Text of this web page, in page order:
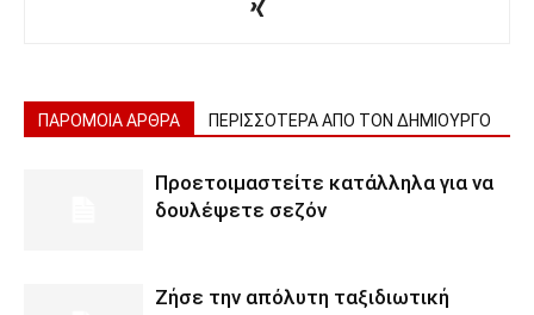
ΠΑΡΟΜΟΙΑ ΑΡΘΡΑ ΠΕΡΙΣΣΟΤΕΡΑ ΑΠΟ ΤΟΝ ΔΗΜΙΟΥΡΓΟ
Προετοιμαστείτε κατάλληλα για να
δουλέψετε σεζόν
Ζήσε την απόλυτη ταξιδιωτική